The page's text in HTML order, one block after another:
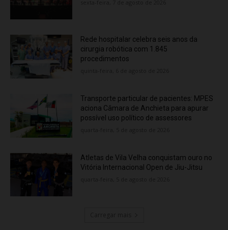
Rede hospitalar celebra seis anos da
cirurgia robótica com 1.845
procedimentos
Transporte particular de pacientes: MPES
aciona Câmara de Anchieta para apurar
possível uso político de assessores
Atletas de Vila Velha conquistam ouro no
Vitória Internacional Open de Jiu-Jitsu